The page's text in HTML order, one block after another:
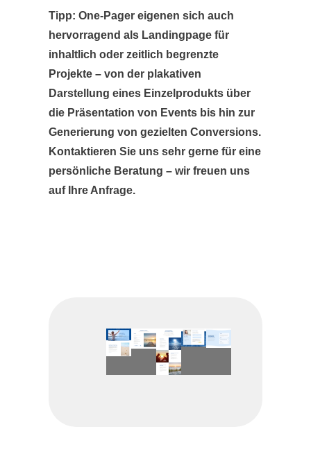
Tipp: One-Pager eigenen sich auch
hervorragend als Landingpage für
inhaltlich oder zeitlich begrenzte
Projekte – von der plakativen
Darstellung eines Einzelprodukts über
die Präsentation von Events bis hin zur
Generierung von gezielten Conversions.
Kontaktieren Sie uns sehr gerne für eine
persönliche Beratung – wir freuen uns
auf Ihre Anfrage.